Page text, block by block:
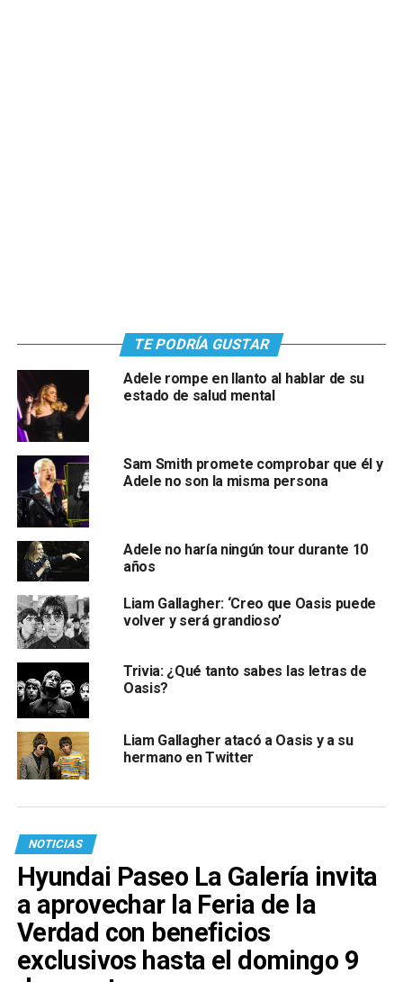
TE PODRÍA GUSTAR
Adele rompe en llanto al hablar de su
estado de salud mental
Sam Smith promete comprobar que él y
Adele no son la misma persona
Adele no haría ningún tour durante 10
años
Liam Gallagher: ‘Creo que Oasis puede
volver y será grandioso’
Trivia: ¿Qué tanto sabes las letras de
Oasis?
Liam Gallagher atacó a Oasis y a su
hermano en Twitter
NOTICIAS
Hyundai Paseo La Galería invita
a aprovechar la Feria de la
Verdad con beneficios
exclusivos hasta el domingo 9